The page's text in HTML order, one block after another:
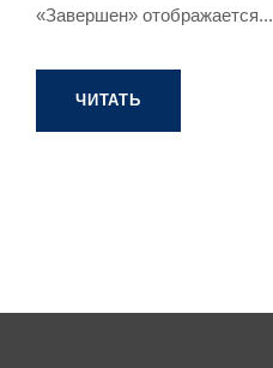
«Завершен» отображается...
ЧИТАТЬ